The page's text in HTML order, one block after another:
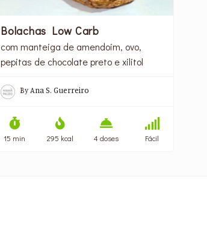
Bolachas Low Carb
com manteiga de amendoim, ovo,
pepitas de chocolate preto e xilitol
ByAna S. Guerreiro
15 min 295 kcal 4 doses Fácil